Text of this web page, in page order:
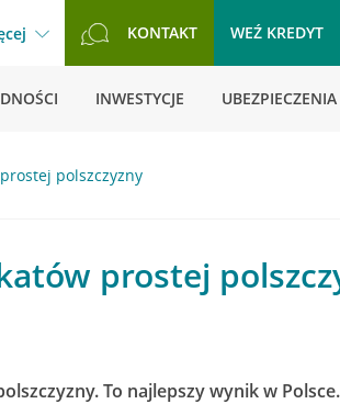
KONTAKT WEŹ KREDYT
INWESTYCJE UBEZPIECZENIA
polszczyzny
prostej
To najlepszy wynik w